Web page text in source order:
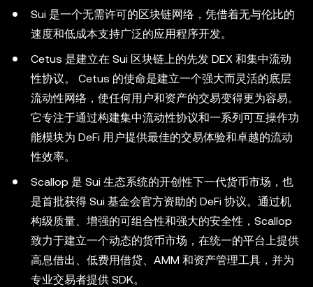
Sui 是一个无需许可的区块链网络，凭借着无与伦比的
速度和低成本支持广泛的应用程序开发。
Cetus 是建立在 Sui 区块链上的先发 DEX 和集中流动
性协议。 Cetus 的使命是建立一个强大而灵活的底层
流动性网络，使任何用户和资产的交易变得更为容易。
它专注于通过构建集中流动性协议和一系列可互操作功
能模块为 DeFi 用户提供最佳的交易体验和卓越的流动
性效率。
Scallop 是 Sui 生态系统的开创性下一代货币市场，也
是首批获得 Sui 基金会官方资助的 DeFi 协议。通过机
构级质量、增强的可组合性和强大的安全性，Scallop
致力于建立一个动态的货币市场，在统一的平台上提供
高息借出、低费用借贷、AMM 和资产管理工具，并为
专业交易者提供 SDK。